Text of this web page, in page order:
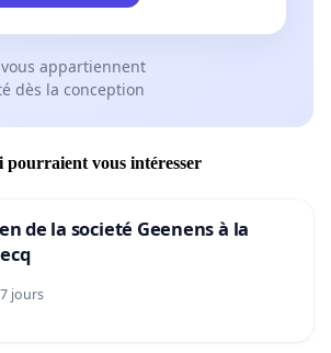
appartiennent
dès la conception
vous intéresser
de la societé Geenens à la
jours